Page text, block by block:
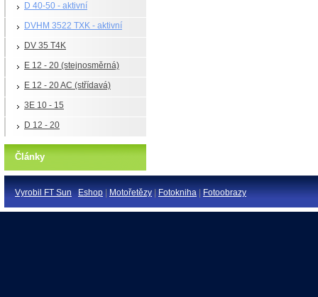
D 40-50 - aktivní
DVHM 3522 TXK - aktivní
DV 35 T4K
E 12 - 20 (stejnosměrná)
E 12 - 20 AC (střídavá)
3E 10 - 15
D 12 - 20
Články
Vyrobil FT Sun Eshop|Motořetězy|Fotokniha|Fotoobrazy